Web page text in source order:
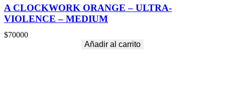
A CLOCKWORK ORANGE – ULTRA-
VIOLENCE – MEDIUM
$70000
Añadir al carrito